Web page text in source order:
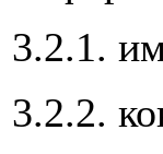
3.2.1.
3.2.2.